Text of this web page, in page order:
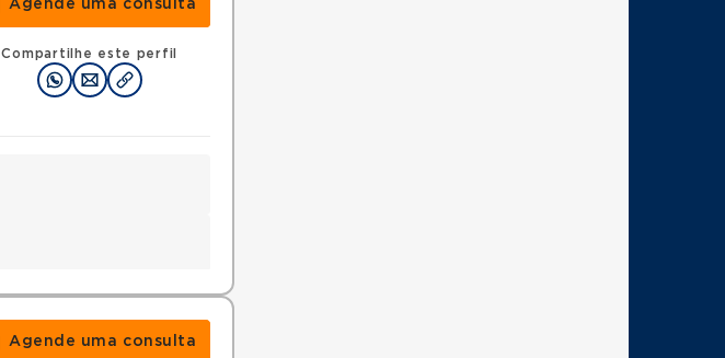
Agende uma consulta
Compartilhe este perfil
Agende uma consulta